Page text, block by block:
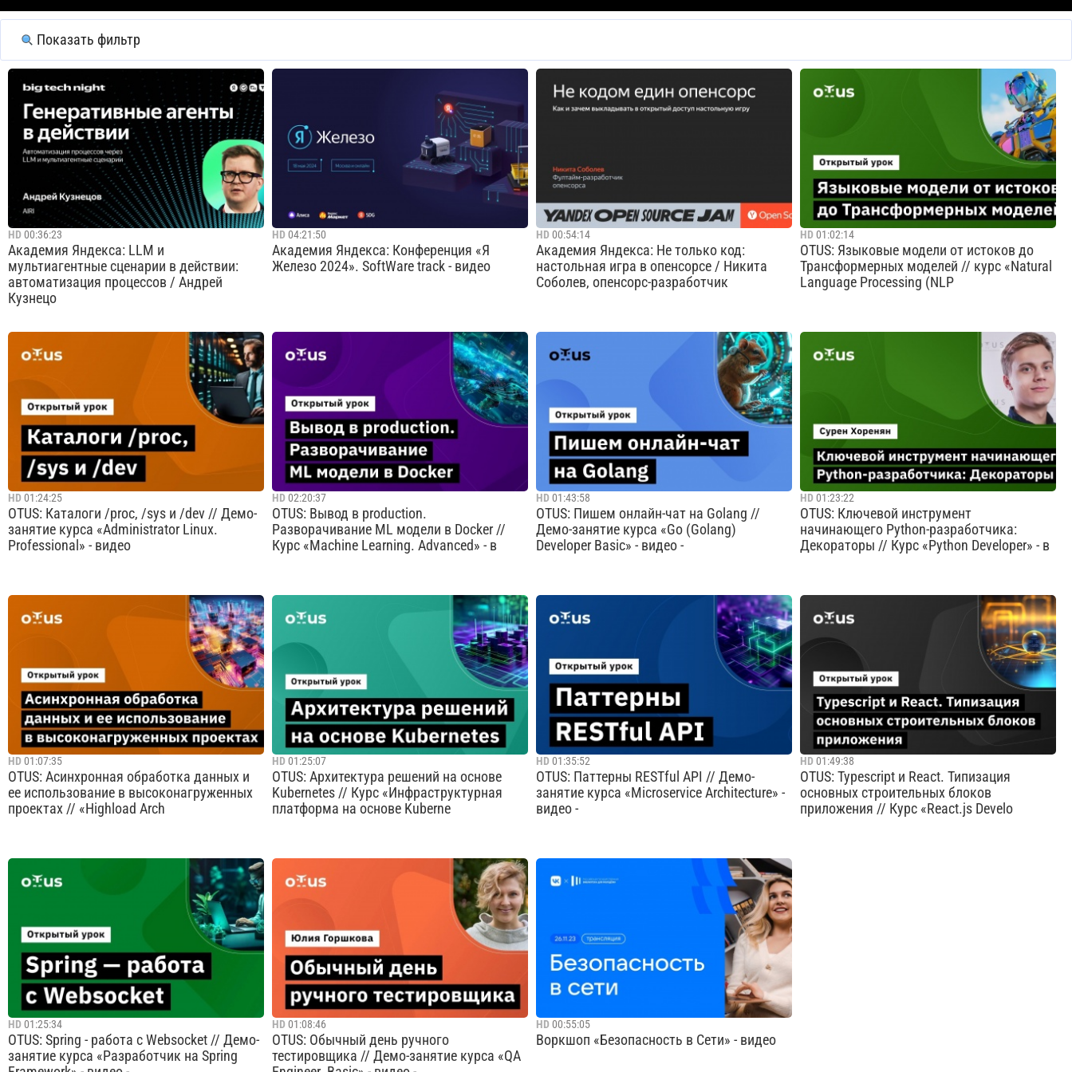
Показать фильтр
HD 00:36:23
Академия Яндекса: LLM и
мультиагентные сценарии в действии:
автоматизация процессов / Андрей
Кузнецо
На big tech night Андрей Кузнецов,
директор лаборатории FusionBrain,
рассказывает про агентные сценарии в
планировании и автоматизации отдельных
процессов, их возможности и трудности,
которые возникают при их разработке. А
ещё в докладе Ан...
Cмотреть видео
HD 04:21:50
Академия Яндекса: Конференция «Я
Железо 2024». SoftWare track - видео
В этом году программа впервые пройдет в
два трека Hard & Soft, можно выбрать
любой.18 мая встречаемся на конференции
«Я Железо 2024». Поговорим об умных
устройствах, автономном транспорте и
роботах: какие команды занимаются
разработкой ...
Cмотреть видео
HD 00:54:14
Академия Яндекса: Не только код:
настольная игра в опенсорсе / Никита
Соболев, опенсорс-разработчик
В первом докладе (не)конференции Никита
Соболев расскажет, как решил отдохнуть и
сменить сферу деятельности, но остаться
внутри GitHub и опенсорс-мира.А ещё
объяснит, почему начал делать настольную
игру, как она выглядит и работает, где
мож...
Cмотреть видео
HD 01:02:14
OTUS: Языковые модели от истоков до
Трансформерных моделей // курс «Natural
Language Processing (NLP
На занятии вы узнаете, что такое языковое
моделирование и зачем в NLP используют
языковые модели. Помимо этого мы
рассмотрим основные языковые модели: от
простейших статистических до самых
мощных трансформерных архитектур, таких
как GPT. К...
Cмотреть видео
HD 01:24:25
OTUS: Каталоги /proc, /sys и /dev // Демо-
занятие курса «Administrator Linux.
Professional» - видео
- виртуальные файловые системы - что это?
- как работает ps, что можно узнать из
каталога /proc? - как формируются файлы в
каталоге /dev - чем может быть полезен
каталог /sys«Administrator Linux.
Professional» Преподаватель: Андрей
Буранов ...
Cмотреть видео
HD 02:20:37
OTUS: Вывод в production.
Разворачивание ML модели в Docker //
Курс «Machine Learning. Advanced» - в
Создать качественную модель это еще не
все. Квалифицированный специалист не
только создаст модель, но и сможет
подготовить ее для передачи коллегам и
даже для разворачивания сервиса в
production. На Открытом уроке вы
познакомитесь с тем ка...
Cмотреть видео
HD 01:43:58
OTUS: Пишем онлайн-чат на Golang //
Демо-занятие курса «Go (Golang)
Developer Basic» - видео -
На открытом уроке на примере разработки
онлайн-чата разберем преимущества и
особенности языка Go, поговорим о клиент-
серверной архитектуре интернета.
Попрактикуемся в написании веб-
приложения на чистом Go. Проведем
небольшое нагрузочное тес...
Cмотреть видео
HD 01:23:22
OTUS: Ключевой инструмент
начинающего Python-разработчика:
Декораторы // Курс «Python Developer» - в
На вебинаре мы: - рассмотрим, что из себя
представляют Декораторы, - разберем на
конкретном примере, как они работают, -
научимся создавать их
Developer»Преподаватель: Сурен Хоренян -
МТС ИИ - Telegram: https://t.me/...
Cмотреть видео
HD 01:07:35
OTUS: Асинхронная обработка данных и
ее использование в высоконагруженных
проектах // «Highload Arch
В современных системах с большим
количеством пользователей и высокой
нагрузкой на сервисы, эффективная
обработка данных является одним из
ключевых аспектов успешной архитектуры.
Использование асинхронных методов
обработки может значительно ...
Cмотреть видео
HD 01:25:07
OTUS: Архитектура решений на основе
Kubernetes // Курс «Инфраструктурная
платформа на основе Kuberne
Цель бесплатного вебинара: — Изучить
основные принципы архитектуры решений
на основе Kubernetes, рассмотреть
примеры реальных кейсов применения и
поговорить о преимуществах данной
технологии.План урока: 1. Знакомство с
Kubernetes 2. ...
Cмотреть видео
HD 01:35:52
OTUS: Паттерны RESTful API // Демо-
занятие курса «Microservice Architecture» -
видео -
увлекательный вебинар, посвященный
RESTful API паттернам. Зарегистрируйтесь
сейчас и присоединитесь к нам для
погружения в мир REST, где мы рассмотрим
его уровни зрелости, обсудим концепцию
HATEOAS и изучим р...
HD 01:49:38
OTUS: Typescript и React. Типизация
основных строительных блоков
приложения // Курс «React.js Develo
HD 01:25:34
OTUS: Spring - работа с Websocket // Демо-
занятие курса «Разработчик на Spring
HD 01:08:46
OTUS: Обычный день ручного
тестировщика // Демо-занятие курса «QA
HD 00:55:05
Воркшоп «Безопасность в Сети» - видео